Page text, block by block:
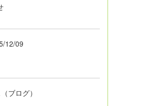
12/09
ブログ）